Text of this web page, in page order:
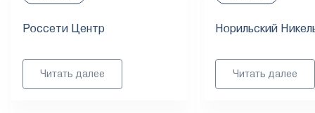
Россети Центр
Читать далее
Норильский
Читать далее